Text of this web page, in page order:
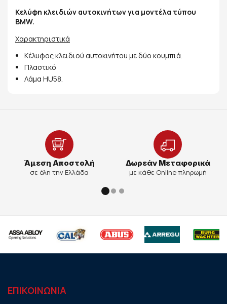
Κελύφη κλειδιών αυτοκινήτων για μοντέλα τύπου
BMW.
Χαρακτηριστικά
Κέλυφος κλειδιού αυτοκινήτου με δύο κουμπιά.
Πλαστικό
Λάμα HU58.
Άμεση Αποστολή
σε όλη την Ελλάδα
Δωρεάν Μεταφορικά
με κάθε Online πληρωμή
ΕΠΙΚΟΙΝΩΝΙΑ